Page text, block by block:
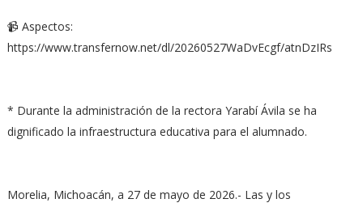
📹 Aspectos:
https://www.transfernow.net/dl/20260527WaDvEcgf/atnDzIRs
* Durante la administración de la rectora Yarabí Ávila se ha
dignificado la infraestructura educativa para el alumnado.
Morelia, Michoacán, a 27 de mayo de 2026.- Las y los